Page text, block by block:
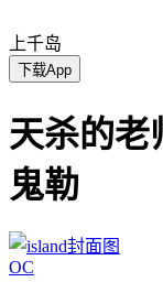
上千岛
下载App
天杀的老
鬼勒
OC